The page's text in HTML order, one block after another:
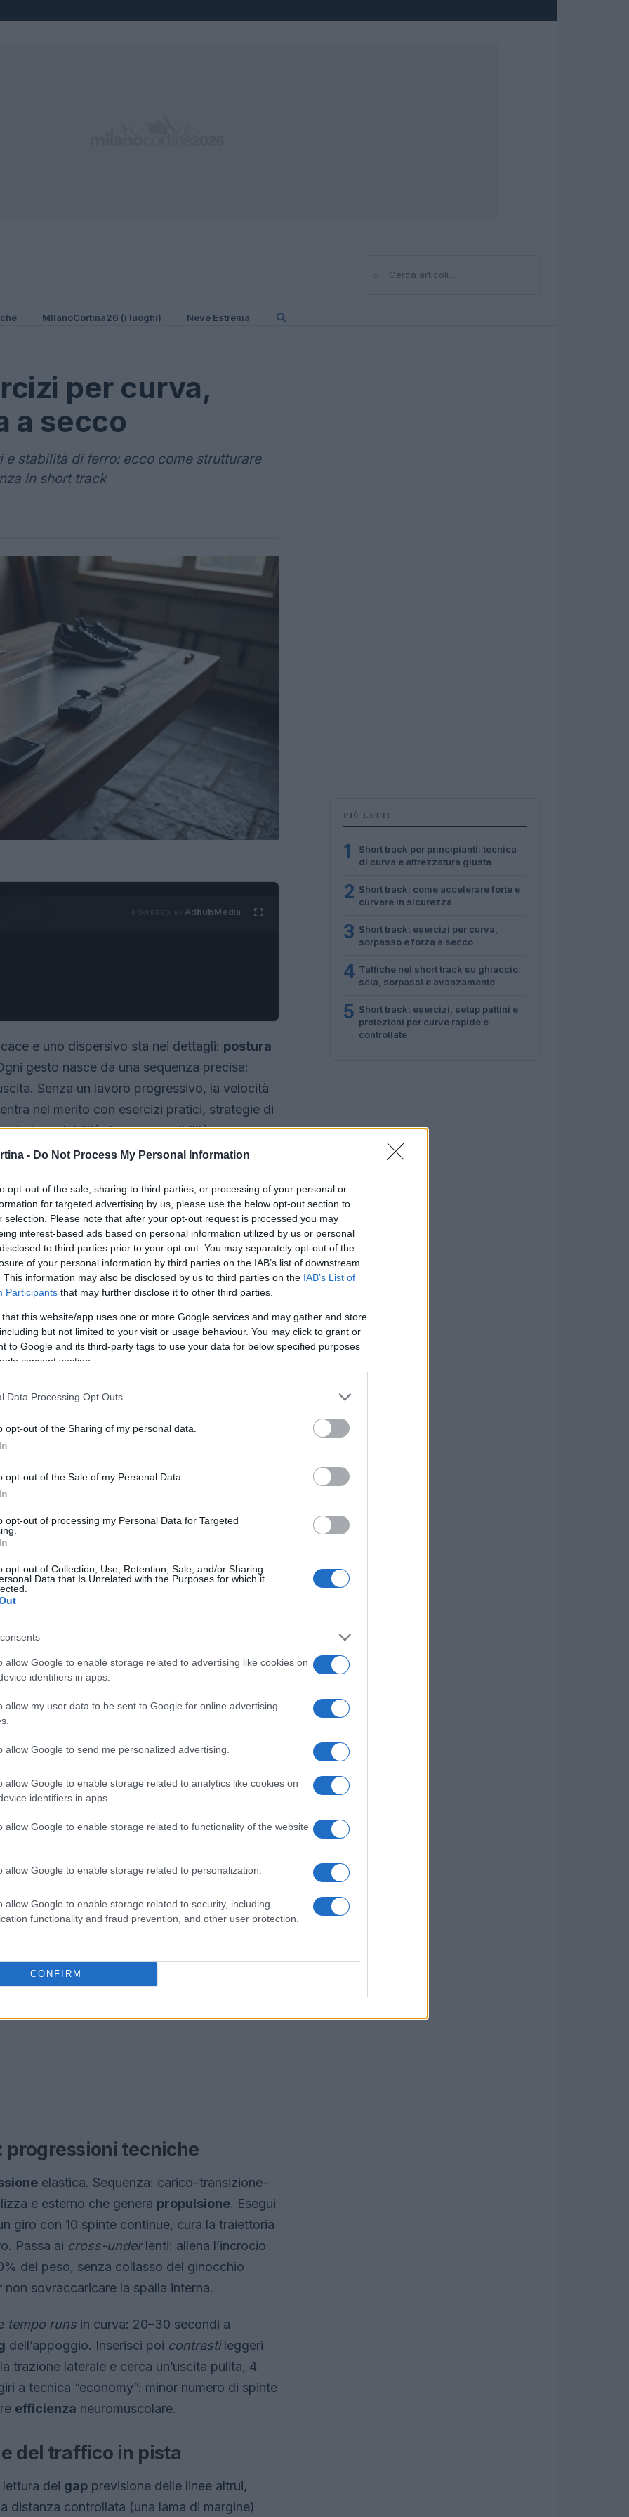
- Do Not Process My Personal Information
opt-out of the sale, sharing to third parties, or processing of your personal or
for targeted advertising by us, please use the below opt-out section to
selection. Please note that after your opt-out request is processed you may
interest-based ads based on personal information utilized by us or personal
to third parties prior to your opt-out. You may separately opt-out of the
of your personal information by third parties on the IAB’s list of downstream
This information may also be disclosed by us to third parties on the IAB’s List of
Participants that may further disclose it to other third parties.
that this website/app uses one or more Google services and may gather and store
but not limited to your visit or usage behaviour. You may click to grant or
to Google and its third-party tags to use your data for below specified purposes
consent section.
Data Processing Opt Outs
opt-out of the Sharing of my personal data.
opt-out of the Sale of my Personal Data.
opt-out of processing my Personal Data for Targeted
opt-out of Collection, Use, Retention, Sale, and/or Sharing
Data that Is Unrelated with the Purposes for which it
allow Google to enable storage related to advertising like cookies on
identifiers in apps.
allow my user data to be sent to Google for online advertising
allow Google to send me personalized advertising.
allow Google to enable storage related to analytics like cookies on
identifiers in apps.
allow Google to enable storage related to functionality of the website
allow Google to enable storage related to personalization.
allow Google to enable storage related to security, including
functionality and fraud prevention, and other user protection.
CONFIRM
⌕Cerca
MIlanoCortina26 (i luoghi) Neve Estrema
per curva,
a secco
stabilità di ferro: ecco come strutturare
in short track
AdhubMedia
e uno dispersivo sta nei dettagli: postura
gesto nasce da una sequenza precisa:
Senza un lavoro progressivo, la velocità
nel merito con esercizi pratici, strategie di
mirato a stabilità, forza e sensibilità
spazi per manovre efficienti. Le progressioni
al complesso, dalla lentezza controllata al
utili quando le lame scaldano il ghiaccio.
esercizi progressivi
stabile, bacino basso e
curva larga, braccio interno che guida e
velocità, focalizzati su respiro e
variazioni di pressione su bordo
mantenendo spalle parallele al piano
tre marker (ingresso–apice–uscita) e traccia
tagli.
controllo della rotazione . Inserisci il drill
il ginocchio per stabilizzare asse e
dilate apexritarda leggermente l’apice per
manovra nel rettilineo. Obiettivo: uscire con
evitando rimbalzi della lama.
progressioni tecniche
elastica. Sequenza: carico–transizione–
e esterno che genera propulsione. Esegui
giro con 10 spinte continue, cura la traiettoria
Passa ai cross-underlenti: allena l’incrocio
del peso, senza collasso del ginocchio
sovraccaricare la spalla interna.
tempo runs in curva: 20–30 secondi a
dell’appoggio. Inserisci poi contrastileggeri
trazione laterale e cerca un’uscita pulita, 4
a tecnica “economy”: minor numero di spinte
efficienza neuromuscolare.
del traffico in pista
dei gap previsione delle linee altrui,
distanza controllata (una lama di margine)
PIÙ LETTI
1
Short track per principianti: tecnica
di curva e attrezzatura giusta
2 Short track: come accelerare forte e
curvare in sicurezza
3 Short track: esercizi per curva,
sorpasso e forza a secco
4 Tattiche nel short track su ghiaccio:
scia, sorpassi e avanzamento
5 Short track: esercizi, setup pattini e
protezioni per curve rapide e
controllate